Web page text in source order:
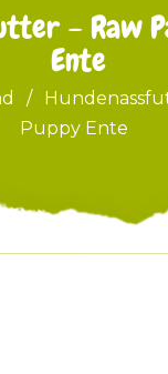
– Raw
Ente
/
Puppy Ente